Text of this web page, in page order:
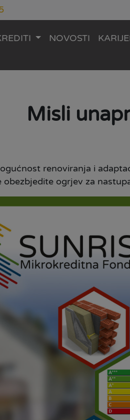
NOVOSTI
Misli
renoviranja i
ogrjev za